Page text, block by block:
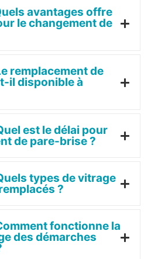
avantages offre
le changement de
remplacement de
il disponible à
est le délai pour
de pare-brise ?
types de vitrage
?
fonctionne la
des démarches